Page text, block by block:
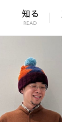
知る
READ